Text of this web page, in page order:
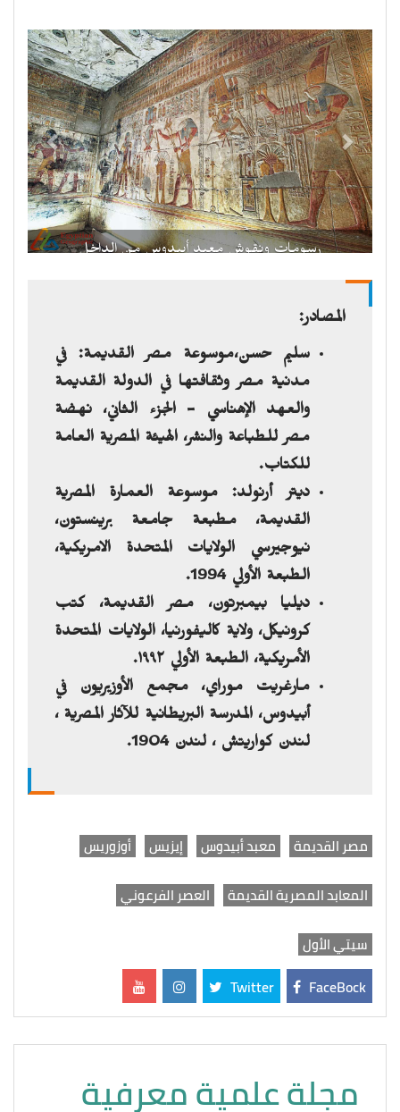
رسومات ونقوش معبد أبيدوس من الداخل
Next
المصادر:
سليم حسن،موسوعة مصر القديمة: في
مدنية مصر وثقافتها في الدولة القديمة
والعهد الإهناسي - الجزء الثاني، نهضة
مصر للطباعة والنشر، الهيئة المصرية العامة
للكتاب.
ديتر أرنولد: موسوعة العمارة المصرية
القديمة، مطبعة جامعة برينستون،
نيوجيرسي الولايات المتحدة الامريكية،
الطبعة الأولي 1994.
ديليا بيمبرتون، مصر القديمة، كتب
كرونيكل، ولاية كاليفورنيا، الولايات المتحدة
الأمريكية، الطبعة الأولي ١٩٩٢.
مارغريت موراي، مجمع الأوزيريون في
أبيدوس، المدرسة البريطانية للآثار المصرية ،
لندن كواريتش ، لندن 1904.
مصر القديمة معبد أبيدوس إيزيس
أوزوريس
المعابد المصرية القديمة
العصر الفرعوني
سيتي الأول
FaceBock
Twitter
مجلة علمية معرفية